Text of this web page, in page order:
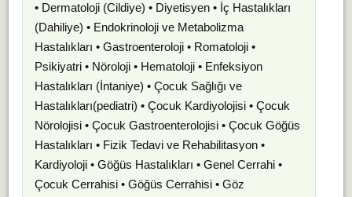
• Dermatoloji (Cildiye) • Diyetisyen • İç Hastalıkları
(Dahiliye) • Endokrinoloji ve Metabolizma
Hastalıkları • Gastroenteroloji • Romatoloji •
Psikiyatri • Nöroloji • Hematoloji • Enfeksiyon
Hastalıkları (İntaniye) • Çocuk Sağlığı ve
Hastalıkları(pediatri) • Çocuk Kardiyolojisi • Çocuk
Nörolojisi • Çocuk Gastroenterolojisi • Çocuk Göğüs
Hastalıkları • Fizik Tedavi ve Rehabilitasyon •
Kardiyoloji • Göğüs Hastalıkları • Genel Cerrahi •
Çocuk Cerrahisi • Göğüs Cerrahisi • Göz